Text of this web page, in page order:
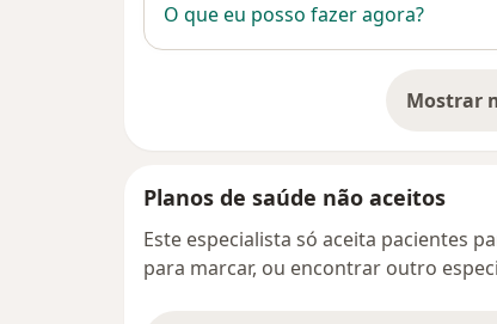
O que eu posso fazer agora?
Mostrar
Planos de saúde não aceitos
Este especialista só aceita pacientes
para marcar, ou encontrar outro